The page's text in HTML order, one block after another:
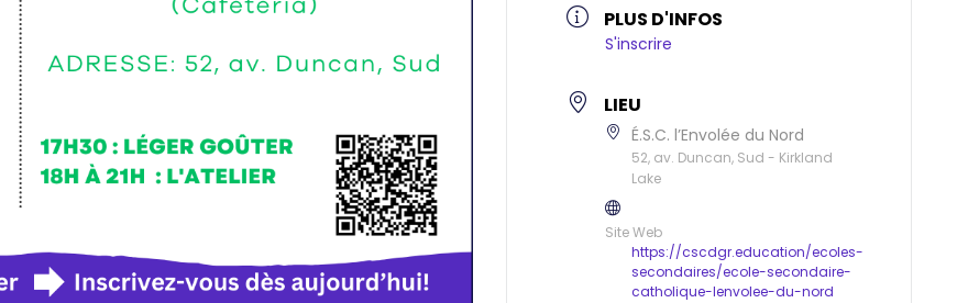
PLUS D'INFOS
S'inscrire
LIEU
É.S.C. l’Envolée du Nord
52, av. Duncan, Sud - Kirkland
Lake
Site Web
https://cscdgr.education/ecoles-
secondaires/ecole-secondaire-
catholique-lenvolee-du-nord